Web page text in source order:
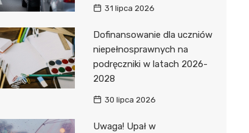
31 lipca 2026
Dofinansowanie dla uczniów
niepełnosprawnych na
podręczniki w latach 2026-
2028
30 lipca 2026
Uwaga! Upał w